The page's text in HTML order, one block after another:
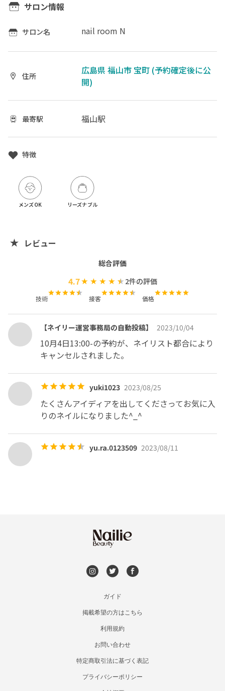
サロン情報
サロン名 nail room N
住所
広島県 福山市 宝町 (予約確定後に公
開)
最寄駅 福山駅
特徴
メンズOK リーズナブル
レビュー
総合評価
4.7 2件の評価
技術 接客 価格
【ネイリー運営事務局の自動投稿】 2023/10/04
10月4日13:00-の予約が、ネイリスト都合により
キャンセルされました。
yuki1023 2023/08/25
たくさんアイディアを出してくださってお気に入
りのネイルになりました︎^_^
yu.ra.0123509 2023/08/11
ガイド
掲載希望の方はこちら
利用規約
お問い合わせ
特定商取引法に基づく表記
プライバシーポリシー